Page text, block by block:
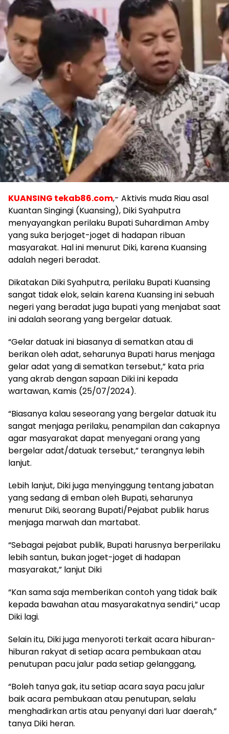
KUANSING tekab86.com,- Aktivis muda Riau asal
Kuantan Singingi (Kuansing), Diki Syahputra
menyayangkan perilaku Bupati Suhardiman Amby
yang suka berjoget-joget di hadapan ribuan
masyarakat. Hal ini menurut Diki, karena Kuansing
adalah negeri beradat.
Dikatakan Diki Syahputra, perilaku Bupati Kuansing
sangat tidak elok, selain karena Kuansing ini sebuah
negeri yang beradat juga bupati yang menjabat saat
ini adalah seorang yang bergelar datuak.
“Gelar datuak ini biasanya di sematkan atau di
berikan oleh adat, seharunya Bupati harus menjaga
gelar adat yang di sematkan tersebut,” kata pria
yang akrab dengan sapaan Diki ini kepada
wartawan, Kamis (25/07/2024).
“Biasanya kalau seseorang yang bergelar datuak itu
sangat menjaga perilaku, penampilan dan cakapnya
agar masyarakat dapat menyegani orang yang
bergelar adat/datuak tersebut,” terangnya lebih
lanjut.
Lebih lanjut, Diki juga menyinggung tentang jabatan
yang sedang di emban oleh Bupati, seharunya
menurut Diki, seorang Bupati/Pejabat publik harus
menjaga marwah dan martabat.
“Sebagai pejabat publik, Bupati harusnya berperilaku
lebih santun, bukan joget-joget di hadapan
masyarakat,” lanjut Diki
“Kan sama saja memberikan contoh yang tidak baik
kepada bawahan atau masyarakatnya sendiri,” ucap
Diki lagi.
Selain itu, Diki juga menyoroti terkait acara hiburan-
hiburan rakyat di setiap acara pembukaan atau
penutupan pacu jalur pada setiap gelanggang,
“Boleh tanya gak, itu setiap acara saya pacu jalur
baik acara pembukaan atau penutupan, selalu
menghadirkan artis atau penyanyi dari luar daerah,”
tanya Diki heran.